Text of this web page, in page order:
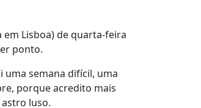
em Lisboa) de quarta-feira
ponto.
uma semana difícil, uma
porque acredito mais
luso.